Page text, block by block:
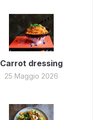
Carrot dressing
25 Maggio 2026